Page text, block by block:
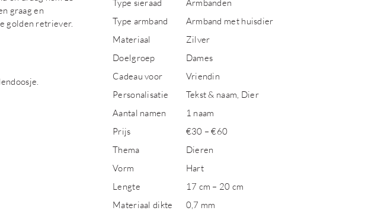
graag en
golden retriever.
Type sieraad
Armbanden
Type armband
Armband met huisdier
Materiaal
Zilver
Doelgroep
Dames
Cadeau voor
Vriendin
Personalisatie
Tekst & naam, Dier
Aantal namen
1 naam
Prijs
€30 – €60
Thema
Dieren
Vorm
Hart
Lengte
17 cm – 20 cm
Materiaal dikte
0,7 mm